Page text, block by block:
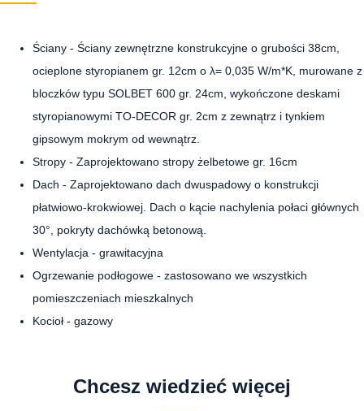
Ściany - Ściany zewnętrzne konstrukcyjne o grubości 38cm,
ocieplone styropianem gr. 12cm o λ= 0,035 W/m*K, murowane z
bloczków typu SOLBET 600 gr. 24cm, wykończone deskami
styropianowymi TO-DECOR gr. 2cm z zewnątrz i tynkiem
gipsowym mokrym od wewnątrz.
Stropy - Zaprojektowano stropy żelbetowe gr. 16cm
Dach - Zaprojektowano dach dwuspadowy o konstrukcji
płatwiowo-krokwiowej. Dach o kącie nachylenia połaci głównych
30°, pokryty dachówką betonową.
Wentylacja - grawitacyjna
Ogrzewanie podłogowe - zastosowano we wszystkich
pomieszczeniach mieszkalnych
Kocioł - gazowy
Chcesz wiedzieć więcej